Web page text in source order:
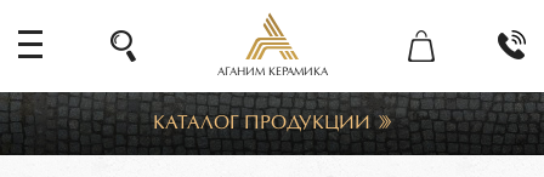
АГАНИМ КЕРАМИКА
КАТАЛОГ ПРОДУКЦИИ